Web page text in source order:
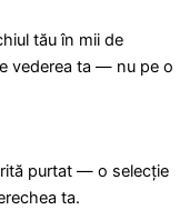
tău în mii de
vederea ta — nu pe o
purtat — o selecție
ta.